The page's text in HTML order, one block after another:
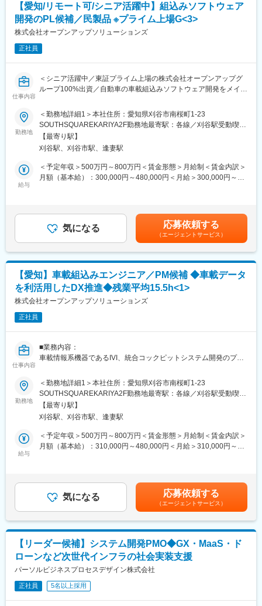
◇エンジニアかマネジメントか個々の価値観に合わせた「選べる
キャリアパス」
◇ファミリーフレンドリー企業に認定された働きやすい環境
■歓迎条件（応募条件欄の続き）：
・在宅勤務制度もあり、ワークライフバランス◎
■多様なキャリア
・開発案件に携わるマネジメントやスペシャリストだけでなく、
業務全体の分析・改善を促す経験・スキルが身につけ、プロジェ
クト推進、PMなどの職種へキャリアアップも可能です。
■当社ならではの魅力
◇プロジェクトは平均5年で長期キャリア形成可能
勤は実態としてほとんどありません。
◇オンボーディング施策で入社後も安心
・入社後1,3,6か月でアンケートをとり、困ったことがあれば現場
OJT以外からもサポート体制あり。
境があり安心できた」
◇入社後1か月の研修
・マネジメント以外のキャリア形成／ライフイベントに寄り添う
／何がしたいかまだ明確でない といった悩みに、とことん一緒
に寄り添う社風です。半期に一度の目標設定・振り返りを実施し
ます。
◇成長業界：BPO業界国内売上No.1。人材不足や働き方改革等を
背景に市場規模が右肩上がりで成長しており、今後も更なる拡大
を見込んでいます。
変更の範囲：会社の定める業務
【愛知/リモート可/シニア活躍中】組込みソフトウェア
開発のPL候補／民製品 ※プライム上場G<3>
株式会社オープンアップソリューションズ
正社員
仕事内容
＜シニア活躍中／東証プライム上場の株式会社オープンアップグ
ループ100%出資／自動車の車載組込みソフトウェア開発をメイン
民製品の組込み開発を行うプロジェクトにて、プロジェクト全体
のマネジメントに携わっていただきます。
■具体的な業務内容【変更の範囲：会社の定める業務】
◎5名～8名のメンバを配下に管轄するチームの受け持つ機能開発
の作業計画を立案、チームマネジメントを行う
◎製品の要件仕様に従い、設計／実装／評価を担当する
◎技術的な課題が生じた際には、メンバフォローを行う
プロジェクト規模の拡大を目的とした募集です。
■身に付くスキル
・業務計画立案、クライアントとの折衝
■当社について
＜組込み制御開発のプロフェッショナル集団＞
◎当社は「組込み制御開発に特化したプロフェッショナル集団」
として、30年以上にわたり、事業を展開しています。
◎特に自動車の分野においては、創業時より実績を誇り、エンジ
ン制御から自動運転技術に至るまで幅広い案件にも対応する事が
可能です。私達が保有する確かな技術は世界を代表する企業様に
も認められています。
◎近年は自動車だけではなく、IoT、ドローンスマホアプリ開発と
供しています。
◎エンジニアとしてのスキルを評価しており、現年収以上のご評
価でのシニアの方のご入社実績もございます。再雇用制度も整っ
ており、長期的に安定してエンジニアとしてご活躍いただけま
■当社の魅力
（1）技術力向上を支援
（2）キャリアアップを支援
・クルマをはじめ多彩な製品を開発
・どんどん広がるWEB／画像認識領域開発
（3）働く環境を支援
・有給休暇平均11.1日／年、121日の年間休日※就業先により変動
・平均残業15.4時間／月
変更の範囲：本文参照
勤務地
＜勤務地詳細1＞本社住所：愛知県刈谷市南桜町1-23
SOUTHSQUAREKARIYA2F勤務地最寄駅：各線／刈谷駅受動喫煙
対策：屋内全面禁煙＜勤務地詳細2＞愛知県の顧客先住所：愛知県
受動喫煙対策：屋内全面禁煙変更の範囲：本文参照
【最寄り駅】
刈谷駅、刈谷市駅、逢妻駅
給与
＜予定年収＞500万円～800万円＜賃金形態＞月給制＜賃金内訳＞
月額（基本給）：300,000円～480,000円＜月給＞300,000円～
選考を通じて上下する可能性があります。月給(月額)は固定手当を
含めた表記です。
気になる 応募依頼する
（エージェントサービス）
【愛知】車載組込みエンジニア／PM候補 ◆車載データ
を利活用したDX推進◆残業平均15.5h<1>
株式会社オープンアップソリューションズ
正社員
仕事内容
■業務内容：
車載情報系機器であるIVI、統合コックピットシステム開発のプロ
■具体的には：
◎IVIシステムのミドルウェア、プラットフォーム開発
◎ドメインコントローラ向けプラットフォーム開発
◎～5名のメンバを配下に、管轄するチームの受け持つ機能開発の
作業計画を立案し、チームマネジメントを行う
◎IVI/統合コックピット向けプラットフォーム/ミドルウェア開発を
を行う
■身に付くスキル：
・車載組込み機器に関する知識、経験
・チームマネジメントスキル
・業務計画立案、クライアントとの折衝
■築けるキャリア：
・車載組込みエンジニア
勤務地
＜勤務地詳細1＞本社住所：愛知県刈谷市南桜町1-23
SOUTHSQUAREKARIYA2F勤務地最寄駅：各線／刈谷駅受動喫煙
対策：屋内全面禁煙＜勤務地詳細2＞愛知県の顧客先住所：愛知県
受動喫煙対策：屋内全面禁煙変更の範囲：会社の定める事業所
【最寄り駅】
刈谷駅、刈谷市駅、逢妻駅
給与
＜予定年収＞500万円～800万円＜賃金形態＞月給制＜賃金内訳＞
月額（基本給）：310,000円～480,000円＜月給＞310,000円～
下する可能性があります。月給(月額)は固定手当を含めた表記で
す。
気になる 応募依頼する
（エージェントサービス）
【リーダー候補】システム開発PMO◆GX・MaaS・ド
ローンなど次世代インフラの社会実装支援
パーソルビジネスプロセスデザイン株式会社
正社員 5名以上採用